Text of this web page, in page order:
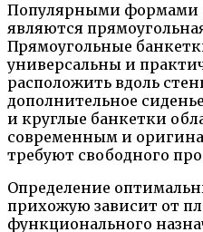
Популярными формами
являются
Прямоугольные
универсальны и
расположить вдоль
дополнительное
и круглые банкетки
современным и
требуют свободного
Определение
прихожую зависит от
функционального